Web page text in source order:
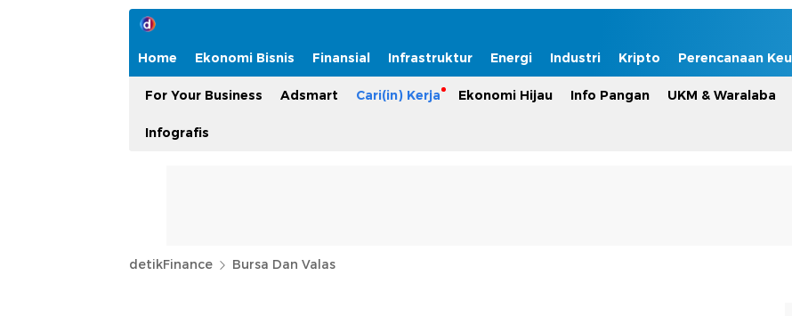
Home Ekonomi Bisnis Finansial Infrastruktur Energi Industri Kripto Perencanaan
For Your Business Adsmart Cari(in) Kerja Ekonomi Hijau Info Pangan UKM & Waralaba
Infografis
detikFinance Bursa Dan Valas